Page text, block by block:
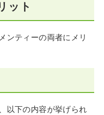
ット
ンティーの両者にメリ
以下の内容が挙げられ